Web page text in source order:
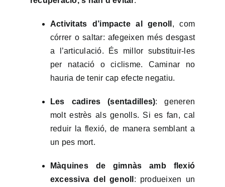
Activitats d’impacte al genoll , com
córrer o saltar: afegeixen més desgast
a l’articulació. És millor substituir-les
per natació o ciclisme. Caminar no
hauria de tenir cap efecte negatiu.
Les cadires (sentadilles): generen
molt estrès als genolls. Si es fan, cal
reduir la flexió, de manera semblant a
un pes mort.
Màquines de gimnàs amb flexió
excessiva del genoll : produeixen un